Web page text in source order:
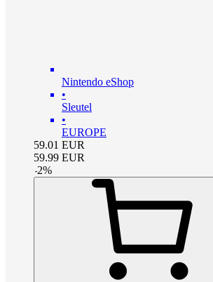
Nintendo eShop
•
Sleutel
•
EUROPE
59.01 EUR
59.99 EUR
-2%